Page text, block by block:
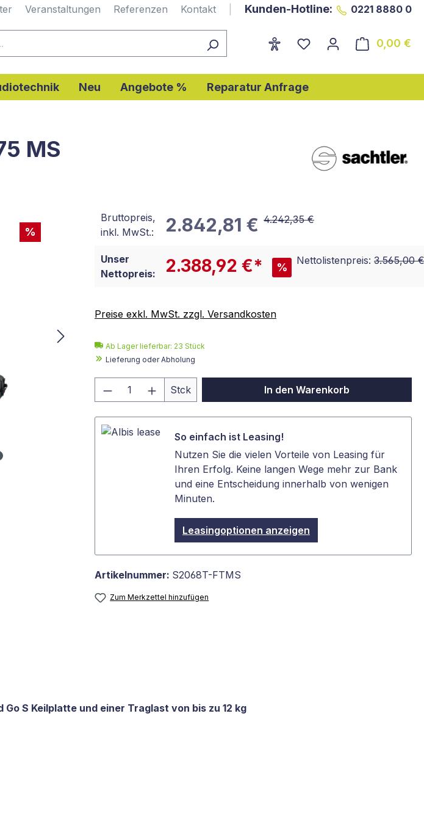
Veranstaltungen Referenzen Kontakt Kunden-Hotline: 0221 8880 0
0,00 €
Neu Angebote % Reparatur Anfrage
MS
%
Bruttopreis,
inkl. MwSt.:
2.842,81 € 4.242,35 €
Unser
Nettopreis:
2.388,92 €* %
Nettolistenpreis: 3.565,00
Preise exkl. MwSt. zzgl. Versandkosten
Ab Lager lieferbar: 23 Stück
Lieferung oder Abholung
Produkt Anzahl: Gib den gewünschten Wert
Stck In den Warenkorb
So einfach ist Leasing!
Nutzen Sie die vielen Vorteile von Leasing für
Ihren Erfolg. Keine langen Wege mehr zur Bank
und eine Entscheidung innerhalb von wenigen
Minuten.
Leasingoptionen anzeigen
Artikelnummer: S2068T-FTMS
Zum Merkzettel hinzufügen
S Keilplatte und einer Traglast von bis zu 12 kg